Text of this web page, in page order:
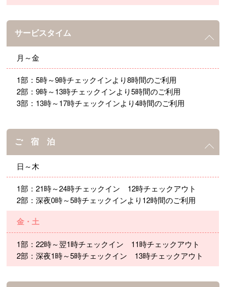
サービスタイム
月～金
1部：5時～9時チェックインより8時間のご利用
2部：9時～13時チェックインより5時間のご利用
3部：13時～17時チェックインより4時間のご利用
ご 宿 泊
日～木
1部：21時～24時チェックイン 12時チェックアウト
2部：深夜0時～5時チェックインより12時間のご利用
金・土
1部：22時～翌1時チェックイン 11時チェックアウト
2部：深夜1時～5時チェックイン 13時チェックアウト